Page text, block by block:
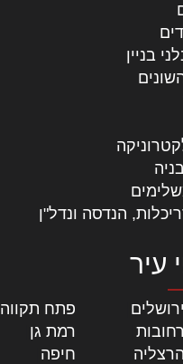
בניין
הנדסה ונדל"ן
עיר
ירושלים פתח תקווה
רחובות רמת גן
הרצליה חיפה